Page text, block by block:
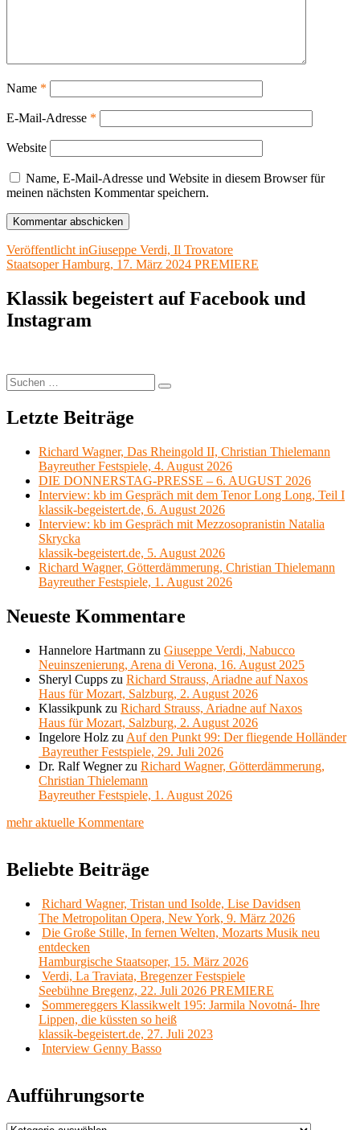
Name *
E-Mail-Adresse *
Website
Name, E-Mail-Adresse und Website in diesem Browser für
meinen nächsten Kommentar speichern.
Beitragsnavigation
Veröffentlicht inGiuseppe Verdi, Il Trovatore
Staatsoper Hamburg, 17. März 2024 PREMIERE
Klassik begeistert auf Facebook und
Instagram
Suchen
nach:
Suchen
Letzte Beiträge
Richard Wagner, Das Rheingold II, Christian Thielemann
Bayreuther Festspiele, 4. August 2026
DIE DONNERSTAG-PRESSE – 6. AUGUST 2026
Interview: kb im Gespräch mit dem Tenor Long Long, Teil I
klassik-begeistert.de, 6. August 2026
Interview: kb im Gespräch mit Mezzosopranistin Natalia
Skrycka
klassik-begeistert.de, 5. August 2026
Richard Wagner, Götterdämmerung, Christian Thielemann
Bayreuther Festspiele, 1. August 2026
Neueste Kommentare
Hannelore Hartmann zu Giuseppe Verdi, Nabucco
Neuinszenierung, Arena di Verona, 16. August 2025
Sheryl Cupps zu Richard Strauss, Ariadne auf Naxos
Haus für Mozart, Salzburg, 2. August 2026
Klassikpunk zu Richard Strauss, Ariadne auf Naxos
Haus für Mozart, Salzburg, 2. August 2026
Ingelore Holz zu Auf den Punkt 99: Der fliegende Holländer
Bayreuther Festspiele, 29. Juli 2026
Dr. Ralf Wegnerzu Richard Wagner, Götterdämmerung,
Christian Thielemann
Bayreuther Festspiele, 1. August 2026
mehr aktuelle Kommentare
Beliebte Beiträge
Richard Wagner, Tristan und Isolde, Lise Davidsen
The Metropolitan Opera, New York, 9. März 2026
Die Große Stille, In fernen Welten, Mozarts Musik neu
entdecken
Hamburgische Staatsoper, 15. März 2026
Verdi, La Traviata, Bregenzer Festspiele
Seebühne Bregenz, 22. Juli 2026 PREMIERE
Sommereggers Klassikwelt 195: Jarmila Novotná- Ihre
Lippen, die küssten so heiß
klassik-begeistert.de, 27. Juli 2023
Interview Genny Basso
Aufführungsorte